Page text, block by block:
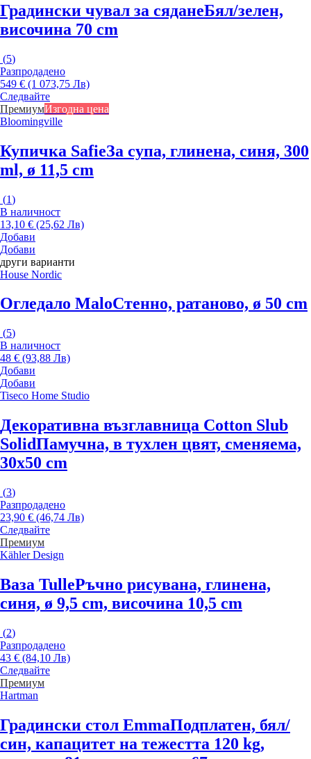
Градински чувал за сяданеБял/зелен,
височина 70 cm
(5)
Разпродадено
549 € (1 073,75 Лв)
Следвайте
ПремиумИзгодна цена
Bloomingville
Купичка SafieЗа супа, глинена, синя, 300
ml, ø 11,5 cm
(1)
В наличност
13,10 € (25,62 Лв)
Добави
Добави
други варианти
House Nordic
Огледало MaloСтенно, ратаново, ø 50 cm
(5)
В наличност
48 € (93,88 Лв)
Добави
Добави
Tiseco Home Studio
Декоративна възглавница Cotton Slub
SolidПамучна, в тухлен цвят, сменяема,
30x50 cm
(3)
Разпродадено
23,90 € (46,74 Лв)
Следвайте
Премиум
Kähler Design
Ваза TulleРъчно рисувана, глинена,
синя, ø 9,5 cm, височина 10,5 cm
(2)
Разпродадено
43 € (84,10 Лв)
Следвайте
Премиум
Hartman
Градински стол EmmaПодплатен, бял/
син, капацитет на тежестта 120 kg,